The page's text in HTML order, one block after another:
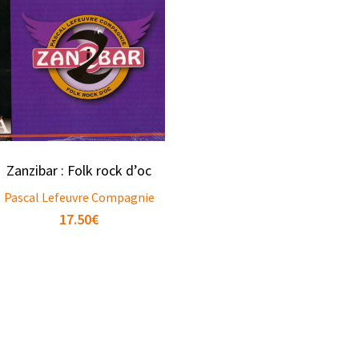
Zanzibar : Folk rock d’oc
Pascal Lefeuvre Compagnie
17.50€